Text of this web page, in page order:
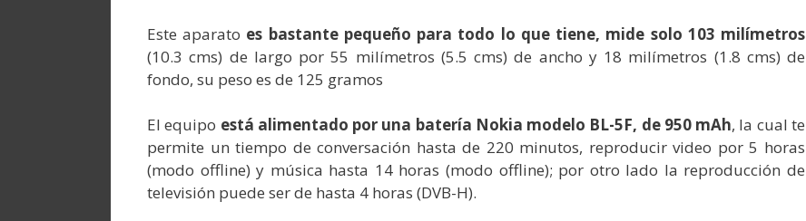
Este aparato es bastante pequeño para todo lo que tiene, mide solo 103 milímetros
(10.3 cms) de largo por 55 milímetros (5.5 cms) de ancho y 18 milímetros (1.8 cms) de
fondo, su peso es de 125 gramos
El equipo está alimentado por una batería Nokia modelo BL-5F, de 950 mAh, la cual te
permite un tiempo de conversación hasta de 220 minutos, reproducir video por 5 horas
(modo offline) y música hasta 14 horas (modo offline); por otro lado la reproducción de
televisión puede ser de hasta 4 horas (DVB-H).